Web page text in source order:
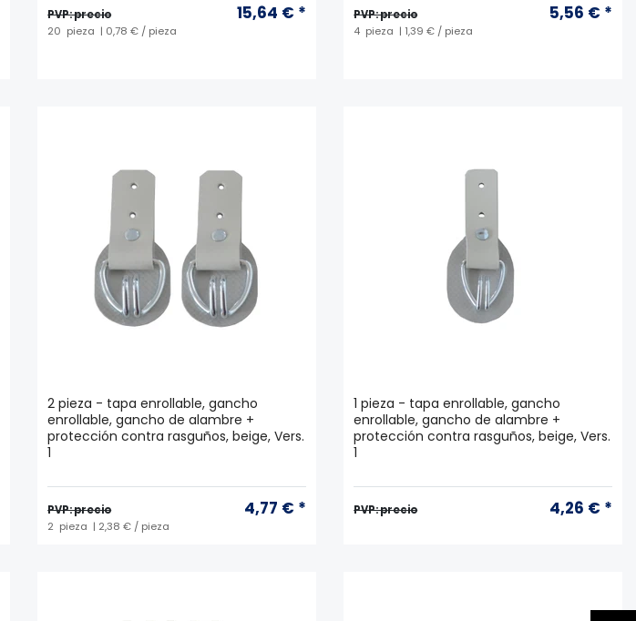
PVP: precio 15,64 € *
20 pieza | 0,78 € / pieza
PVP: precio 5,56 € *
4 pieza | 1,39 € / pieza
2 pieza - tapa enrollable, gancho
enrollable, gancho de alambre +
protección contra rasguños, beige, Vers.
1
PVP: precio 4,77 € *
2 pieza | 2,38 € / pieza
1 pieza - tapa enrollable, gancho
enrollable, gancho de alambre +
protección contra rasguños, beige, Vers.
1
PVP: precio 4,26 € *